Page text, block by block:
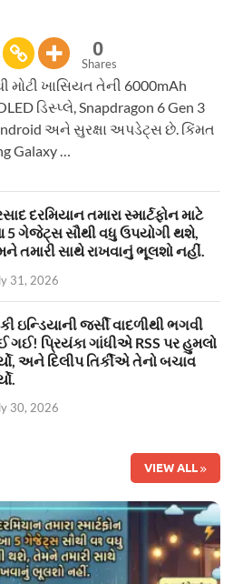
0
Shares
મોટી ખાસિયત તેની 6000mAh
ડિસ્પ્લે, Snapdragon 6 Gen 3
અને સુરક્ષા અપડેટ્સ છે. કિંમત
Galaxy …
દરમિયાન તમારા સ્માર્ટફોન માટે
ગેજેટ્સ સૌથી વધુ ઉપયોગી થશે,
તમારી સાથે રાખવાનું ભૂલશો નહીં.
31, 2026
ઇન્ડિયાની જર્સી વાદળીથી ભગવી
ગઈ! પ્રિયંકા ગાંધીએ RSS પર હુમલો
અને દિલીપ તિર્કીએ તેનો બચાવ
30, 2026
VIEW ALL